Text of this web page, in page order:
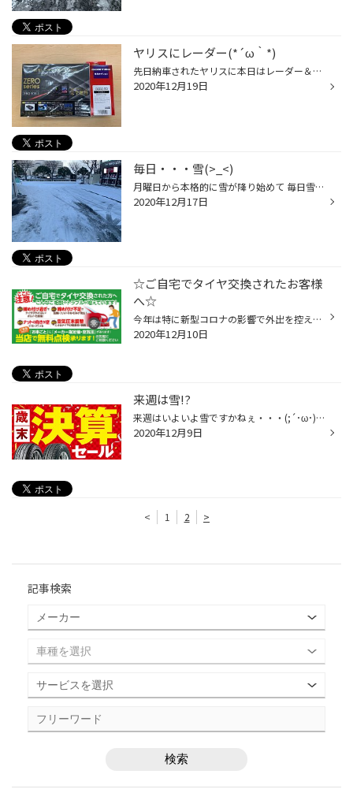
ヤリスにレーダー(*´ω｀*)
先日納車されたヤリスに本日はレーダー＆TVキットの取付です(*´ω｀*) 外は大荒れの天候の為PITのシャッターを閉めての作業です( ﾟДﾟ) 同時に100KM点検も実施！ こちらのヤリスは先日WEBで紹介させて頂いたタイヤ交換とは別の2台目(*'▽') アルミホイールがちょっと違います！！ 写真はタイヤ交換の時...
2020年12月19日
毎日・・・雪(>_<)
月曜日から本格的に雪が降り始めて 毎日雪ですね(>_<) 風が強すぎるので、ドンドン積もるというよりは 道路がテカテカしていて・・・・怖いっ！！！！ この状態はまだまだ続きそうですね。 一度スタッドレスタイヤを履いたけど ブレーキの効きが不安という方や、長く使用しているから・・という方は...
2020年12月17日
☆ご自宅でタイヤ交換されたお客様
へ☆
今年は特に新型コロナの影響で外出を控え、 ご自宅でタイヤ交換をされている方が多くいらっしゃいます。 お客様のトラブルを事前に防ぐために 無料で「空気圧のチェックとナットの締め付け確認」を行っております。 スタッドレスタイヤの残溝・硬度も一緒に点検させて頂きます！ ご来店された時はス...
2020年12月10日
来週は雪!?
来週はいよいよ雪ですかねぇ・・・(;´･ω･) TVの天気予報などでも週明けから寒いと言っていましたね。 皆様、冬の準備は万全ですか？ スタッドレスタイヤの履き替えをご自宅でされた方は 空気圧点検などタイヤ館の無料点検へお立ち寄りくださいね!(^^)! さて11月からタイヤ交換が少しずつスタートし...
2020年12月9日
< 1 2 >
記事検索